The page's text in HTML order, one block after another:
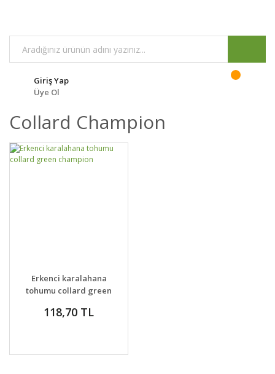
Giriş Yap
Üye Ol
Collard Champion
DETAYLAR
VER
Erkenci karalahana
tohumu collard green
118,70 TL